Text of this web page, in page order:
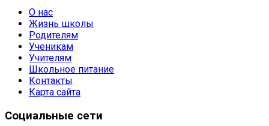
О нас
Жизнь школы
Родителям
Ученикам
Учителям
Школьное питание
Контакты
Карта сайта
Социальные сети